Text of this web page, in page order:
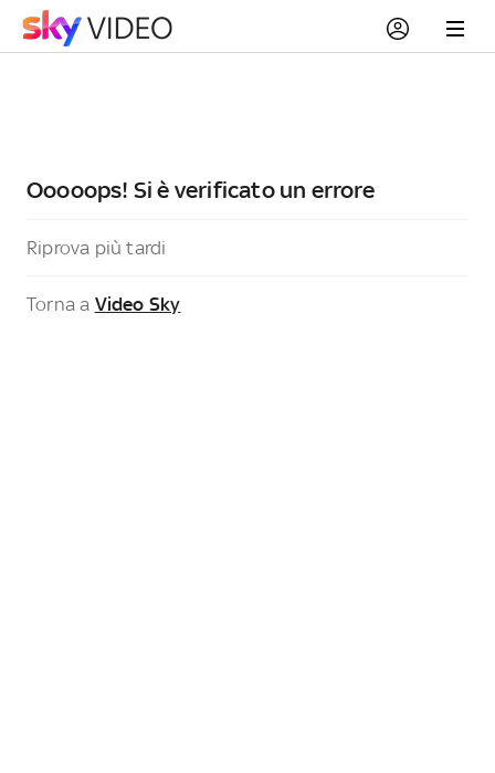
Ooooops! Si è verificato un errore
Riprova più tardi
Torna a Video Sky